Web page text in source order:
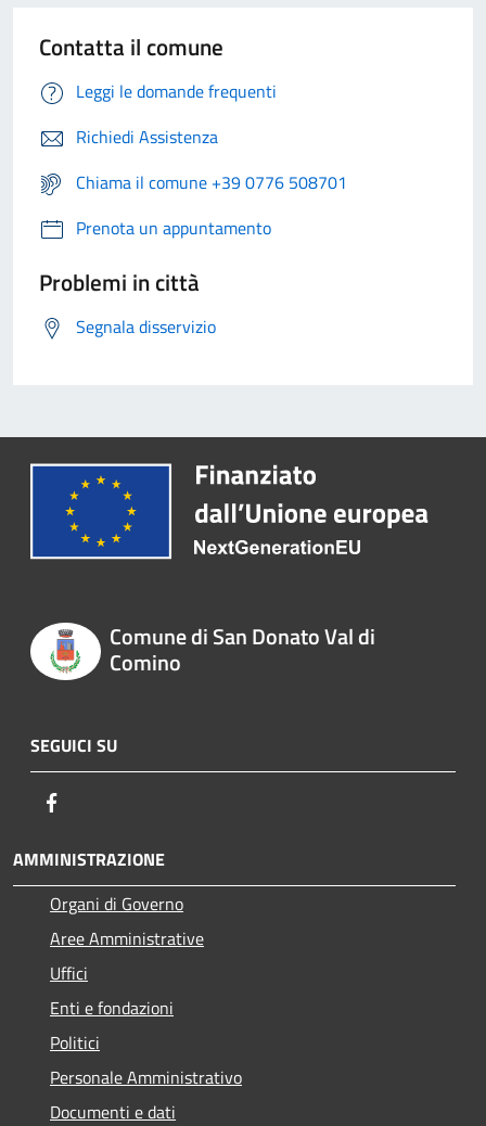
Contatta il comune
Leggi le domande frequenti
Richiedi Assistenza
Chiama il comune +39 0776 508701
Prenota un appuntamento
Problemi in città
Segnala disservizio
Comune di San Donato Val di
Comino
SEGUICI SU
AMMINISTRAZIONE
Organi di Governo
Aree Amministrative
Uffici
Enti e fondazioni
Politici
Personale Amministrativo
Documenti e dati